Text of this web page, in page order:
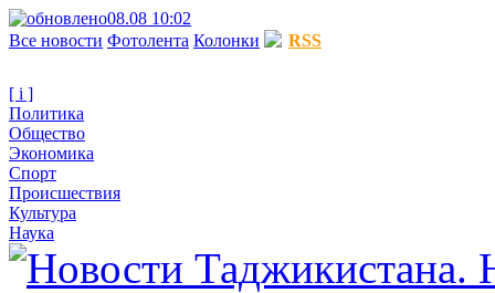
08.08 10:02
Все новости Фотолента Колонки RSS
[ i ]
Политика
Общество
Экономика
Спорт
Происшествия
Культура
Наука